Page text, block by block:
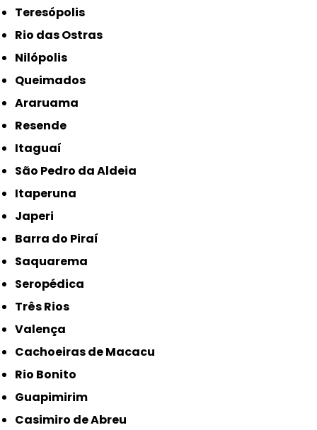
Teresópolis
Rio das Ostras
Nilópolis
Queimados
Araruama
Resende
Itaguaí
São Pedro da Aldeia
Itaperuna
Japeri
Barra do Piraí
Saquarema
Seropédica
Três Rios
Valença
Cachoeiras de Macacu
Rio Bonito
Guapimirim
Casimiro de Abreu